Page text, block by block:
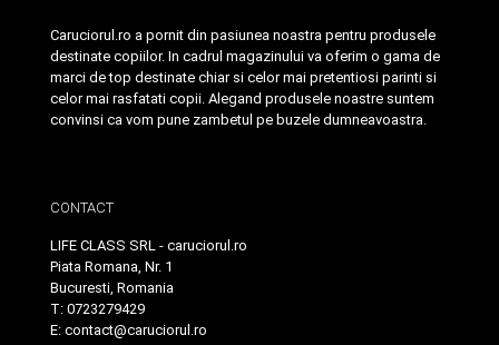
Caruciorul.ro a pornit din pasiunea noastra pentru produsele
destinate copiilor. In cadrul magazinului va oferim o gama de
marci de top destinate chiar si celor mai pretentiosi parinti si
celor mai rasfatati copii. Alegand produsele noastre suntem
convinsi ca vom pune zambetul pe buzele dumneavoastra.
CONTACT
LIFE CLASS SRL - caruciorul.ro
Piata Romana, Nr. 1
Bucuresti, Romania
T: 0723279429
E: contact@caruciorul.ro